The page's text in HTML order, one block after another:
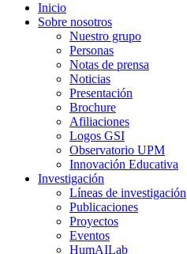
Inicio
Sobre nosotros
Nuestro grupo
Personas
Notas de prensa
Noticias
Presentación
Brochure
Afiliaciones
Logos GSI
Observatorio UPM
Innovación Educativa
Investigación
Líneas de investigación
Publicaciones
Proyectos
Eventos
HumAILab